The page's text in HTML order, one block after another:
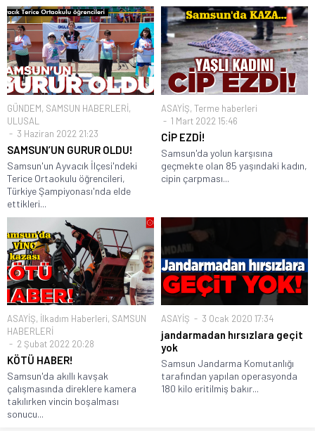
GÜNDEM, SAMSUN HABERLERİ,
ULUSAL
3 Haziran 2022 21:23
SAMSUN’UN GURUR OLDU!
Samsun'un Ayvacık İlçesi'ndeki
Terice Ortaokulu öğrencileri,
Türkiye Şampiyonası'nda elde
ettikleri...
ASAYİŞ, Terme haberleri
1 Mart 2022 15:46
CİP EZDİ!
Samsun'da yolun karşısına
geçmekte olan 85 yaşındaki kadın,
cipin çarpması...
ASAYİŞ, İlkadım Haberleri, SAMSUN
HABERLERİ
2 Şubat 2022 20:28
KÖTÜ HABER!
Samsun'da akıllı kavşak
çalışmasında direklere kamera
takılırken vincin boşalması
sonucu...
ASAYİŞ 3 Ocak 2020 17:34
jandarmadan hırsızlara geçit
yok
Samsun Jandarma Komutanlığı
tarafından yapılan operasyonda
180 kilo eritilmiş bakır...